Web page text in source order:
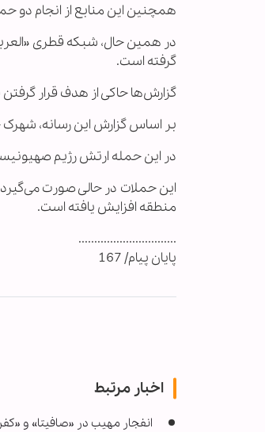
همچنین این منابع از انجام دو
در همین حال، شبکه قطری
گرفته است.
گزارش‌ها حاکی از هدف قرار
بر اساس گزارش این رسانه،
در این حمله ارتش رژیم
این حملات در حالی صورت
منطقه افزایش یافته است.
...............................
پایان پیام/ 167
اخبار مرتبط
انفجار مهیب در «صافیتا» و